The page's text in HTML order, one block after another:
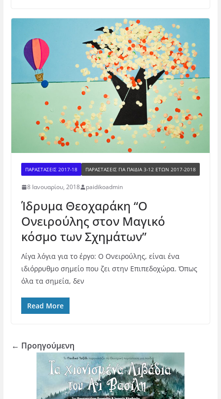
ΠΑΡΑΣΤΑΣΕΙΣ 2017-18 ΠΑΡΑΣΤΆΣΕΙΣ ΓΙΑ ΠΑΙΔΙΆ 3-12 ΕΤΏΝ 2017-2018
8 Ιανουαρίου, 2018 paidikoadmin
Ίδρυμα Θεοχαράκη “Ο
Ονειρούλης στον Μαγικό
κόσμο των Σχημάτων”
Λίγα λόγια για το έργο: Ο Ονειρούλης, είναι ένα
ιδιόρρυθμο σημείο που ζει στην Επιπεδοχώρα. Όπως
όλα τα σημεία, δεν
Read More
← Προηγούμενη